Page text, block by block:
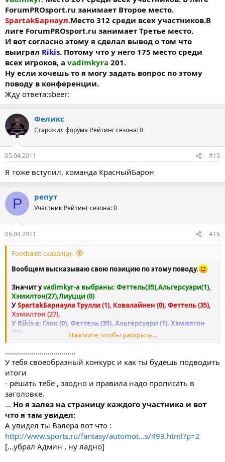
ForumPROsport.ru занимает Второе место.
SpartakБарнаул.Место 312 среди всех участников.В
лиге ForumPROsport.ru занимает Третье место.
И вот согласно этому я сделал вывод о том что
выиграл Rikis. Потому что у него 175 место среди
всех игроков, а vadimkyra 201.
Ну если хочешь то я могу задать вопрос по этому
поводу в конференции.
Жду ответа:sbeer:
Феликс
Старожил форума Рейтинг сезона: 0
05.04.2011 #15
Я тоже вступил, команда КрасныйБарон
Р репут
Участник Рейтинг сезона: 0
06.04.2011 #16
Footbalist сказал(а):
Вообщем высказываю свою позицию по этому поводу.
Значит уvadimkyr-а выбраны: Феттель(35),Альгерсуари(1),
Хэмилтон(27),Лиуцци (0)
УSpartakБарнаула Трулли (1), Ковалайнен (0), Феттель (35),
Хэмилтон (27).
У Rikis-a: Глок (0), Феттель (35), Альгерсуари (1), Хэмилтон
(27).
В скобках очки. УRikisaиvadimkyraигроки набравшие
Теперь по местам:
1 место у vadimkyra 2 место у SpartakБарнаул и
место у Rikisa.
репу.
Но я залез на страницу каждого участника и вот что я там
увидел:
Rikis .Место 175 среди всех участников. В лиге
ForumPROsport.ru занимает Первое место.
vadimkyr.
Место 201 среди всех участников. В лиге
ForumPROsport.ru занимает Второе место.
SpartakБарнаул. Место 312 среди всех участников.В лиге
Нажмите, чтобы раскрыть...
...................................
У тебя своеобразный конкурс и как ты будешь подводить
итоги
- решать тебе , заодно и правила надо прописать в
заголовке.
… Но я залез на страницу каждого участника и вот
что я там увидел:
А увидел ты Валера вот что :
http://www.sports.ru/fantasy/automot...s/499.html?p=2
[...убрал Админ , ну ладно]